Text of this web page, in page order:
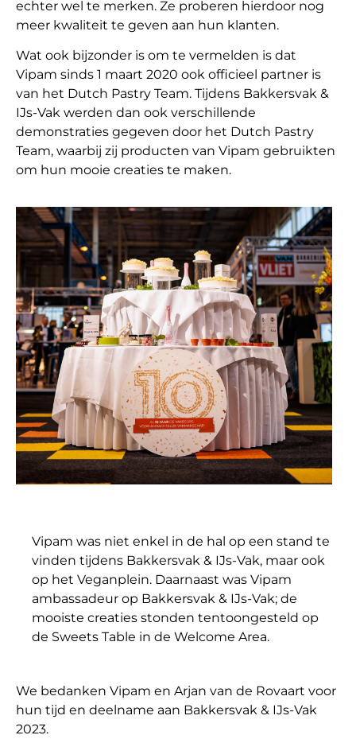
echter wel te merken. Ze proberen hierdoor nog
meer kwaliteit te geven aan hun klanten.
Wat ook bijzonder is om te vermelden is dat
Vipam sinds 1 maart 2020 ook officieel partner is
van het Dutch Pastry Team. Tijdens Bakkersvak &
IJs-Vak werden dan ook verschillende
demonstraties gegeven door het Dutch Pastry
Team, waarbij zij producten van Vipam gebruikten
om hun mooie creaties te maken.
Vipam was niet enkel in de hal op een stand te
vinden tijdens Bakkersvak & IJs-Vak, maar ook
op het Veganplein. Daarnaast was Vipam
ambassadeur op Bakkersvak & IJs-Vak; de
mooiste creaties stonden tentoongesteld op
de Sweets Table in de Welcome Area.
We bedanken Vipam en Arjan van de Rovaart voor
hun tijd en deelname aan Bakkersvak & IJs-Vak
2023.